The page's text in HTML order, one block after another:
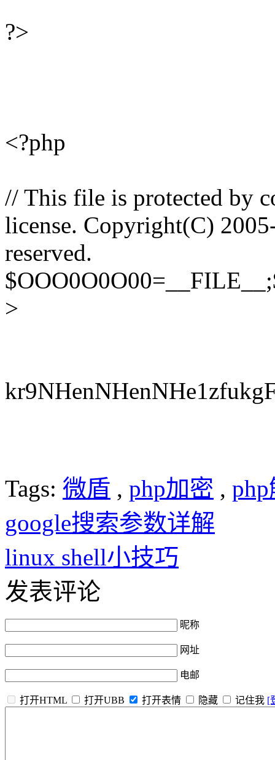
?>
<?php
// This file is protected by
license. Copyright(C)
reserved.
>
Tags: 微盾 , php加密 ,
google搜索参数详解
linux shell小技巧
发表评论
昵称
网址
电邮
打开HTML 打开UBB 打开表情 隐藏 记住我 [